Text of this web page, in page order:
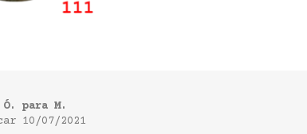
Ó. para M.
10/07/2021